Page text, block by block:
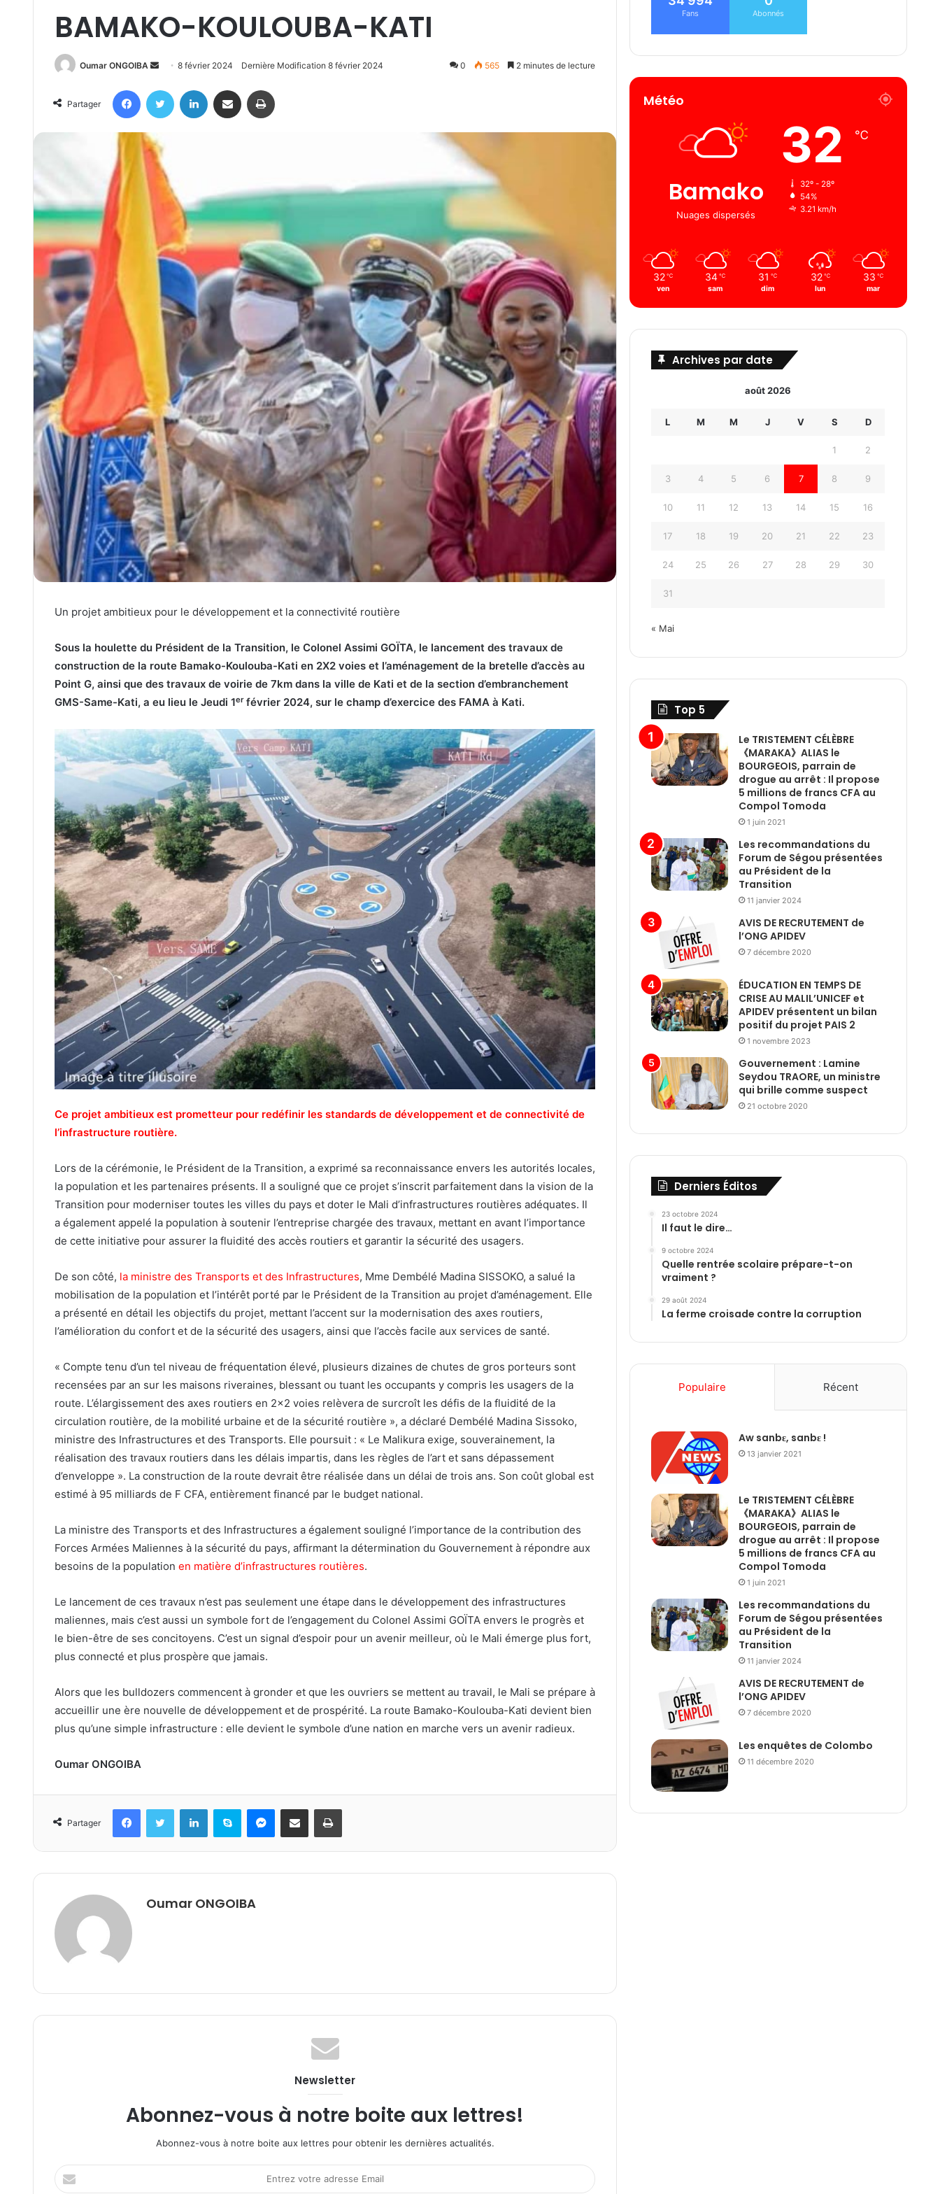
BAMAKO-KOULOUBA-KATI
Oumar ONGOIBA
Send
email
8 février 2024 Dernière Modification 8 février 2024 0 565 2 minutes de lecture
Partager
FacebookTwitter Linkedin Partager par email
Un projet ambitieux pour le développement et la connectivité routière
Sous la houlette du Président de la Transition, le Colonel Assimi GOÏTA, le lancement des travaux de
construction de la route Bamako-Koulouba-Kati en 2X2 voies et l’aménagement de la bretelle d’accès au
Point G, ainsi que des travaux de voirie de 7km dans la ville de Kati et de la section d’embranchement
GMS-Same-Kati, a eu lieu le Jeudi 1erfévrier 2024, sur le champ d’exercice des FAMA à Kati.
Ce projet ambitieux est prometteur pour redéfinir les standards de développement et de connectivité de
l’infrastructure routière.
Lors de la cérémonie, le Président de la Transition, a exprimé sa reconnaissance envers les autorités locales,
la population et les partenaires présents. Il a souligné que ce projet s’inscrit parfaitement dans la vision de la
Transition pour moderniser toutes les villes du pays et doter le Mali d’infrastructures routières adéquates. Il
a également appelé la population à soutenir l’entreprise chargée des travaux, mettant en avant l’importance
de cette initiative pour assurer la fluidité des accès routiers et garantir la sécurité des usagers.
De son côté, la ministre des Transports et des Infrastructures, Mme Dembélé Madina SISSOKO, a salué la
mobilisation de la population et l’intérêt porté par le Président de la Transition au projet d’aménagement. Elle
a présenté en détail les objectifs du projet, mettant l’accent sur la modernisation des axes routiers,
l’amélioration du confort et de la sécurité des usagers, ainsi que l’accès facile aux services de santé.
« Compte tenu d’un tel niveau de fréquentation élevé, plusieurs dizaines de chutes de gros porteurs sont
recensées par an sur les maisons riveraines, blessant ou tuant les occupants y compris les usagers de la
route. L’élargissement des axes routiers en 2×2 voies relèvera de surcroît les défis de la fluidité de la
circulation routière, de la mobilité urbaine et de la sécurité routière », a déclaré Dembélé Madina Sissoko,
ministre des Infrastructures et des Transports. Elle poursuit : « Le Malikura exige, souverainement, la
réalisation des travaux routiers dans les délais impartis, dans les règles de l’art et sans dépassement
d’enveloppe ». La construction de la route devrait être réalisée dans un délai de trois ans. Son coût global est
estimé à 95 milliards de F CFA, entièrement financé par le budget national.
La ministre des Transports et des Infrastructures a également souligné l’importance de la contribution des
Forces Armées Maliennes à la sécurité du pays, affirmant la détermination du Gouvernement à répondre aux
besoins de la population en matière d’infrastructures routières.
Le lancement de ces travaux n’est pas seulement une étape dans le développement des infrastructures
maliennes, mais c’est aussi un symbole fort de l’engagement du Colonel Assimi GOÏTA envers le progrès et
le bien-être de ses concitoyens. C’est un signal d’espoir pour un avenir meilleur, où le Mali émerge plus fort,
plus connecté et plus prospère que jamais.
Alors que les bulldozers commencent à gronder et que les ouvriers se mettent au travail, le Mali se prépare à
accueillir une ère nouvelle de développement et de prospérité. La route Bamako-Koulouba-Kati devient bien
plus qu’une simple infrastructure : elle devient le symbole d’une nation en marche vers un avenir radieux.
Oumar ONGOIBA
Partager
FacebookTwitter LinkedinSkype Messenger
Partager par email Imprimer
Oumar ONGOIBA
Newsletter
Abonnez-vous à notre boite aux lettres!
Abonnez-vous à notre boite aux lettres pour obtenir les dernières actualités.
Entrez
votre
Fans Abonnés
Météo
Bamako
Nuages ​​dispersés
32 ℃
32º - 28º
54%
3.21 km/h
32 ℃
ven
34 ℃
sam
31 ℃
dim
32 ℃
lun
33 ℃
mar
Archives par date
août 2026
L M M J V S D
1 2
3 4 5 6 7 8 9
10 11 12 13 14 15 16
17 18 19 20 21 22 23
24 25 26 27 28 29 30
31
« Mai
Top 5
Le TRISTEMENT CÉLÈBRE
《MARAKA》ALIAS le
BOURGEOIS, parrain de
drogue au arrêt : Il propose
5 millions de francs CFA au
Compol Tomoda
1 juin 2021
Les recommandations du
Forum de Ségou présentées
au Président de la
Transition
11 janvier 2024
AVIS DE RECRUTEMENT de
l’ONG APIDEV
7 décembre 2020
ÉDUCATION EN TEMPS DE
CRISE AU MALIL’UNICEF et
APIDEV présentent un bilan
positif du projet PAIS 2
1 novembre 2023
Gouvernement : Lamine
Seydou TRAORE, un ministre
qui brille comme suspect
21 octobre 2020
Derniers Éditos
23 octobre 2024
Il faut le dire…
9 octobre 2024
Quelle rentrée scolaire prépare-t-on
vraiment ?
29 août 2024
La ferme croisade contre la corruption
Populaire Récent
Aw sanbɛ, sanbɛ !
13 janvier 2021
Le TRISTEMENT CÉLÈBRE
《MARAKA》ALIAS le
BOURGEOIS, parrain de
drogue au arrêt : Il propose
5 millions de francs CFA au
Compol Tomoda
1 juin 2021
Les recommandations du
Forum de Ségou présentées
au Président de la
Transition
11 janvier 2024
AVIS DE RECRUTEMENT de
l’ONG APIDEV
7 décembre 2020
Les enquêtes de Colombo
11 décembre 2020